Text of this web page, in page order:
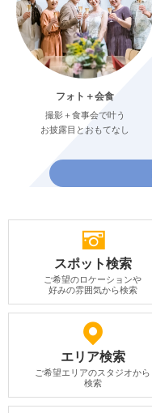
フォト＋会食
撮影＋食事会で叶う
お披露目とおもてなし
スポット検索
ご希望のロケーションや
好みの雰囲気から検索
エリア検索
ご希望エリアのスタジオから
検索